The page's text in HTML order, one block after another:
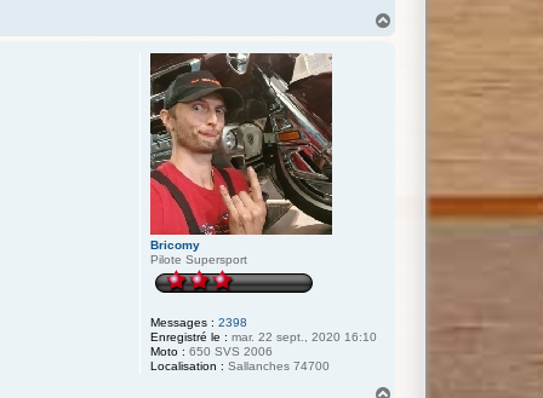
Bricomy
Pilote Supersport
Messages : 2398
Enregistré le : mar. 22 sept., 2020 16:10
Moto : 650 SVS 2006
Localisation : Sallanches 74700